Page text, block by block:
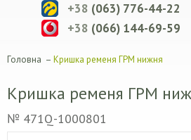
+38 (063) 776-44-22
+38 (066) 144-69-59
Головна – Кришка ременя ГРМ нижня
Кришка ременя ГРМ
№ 471Q-1000801